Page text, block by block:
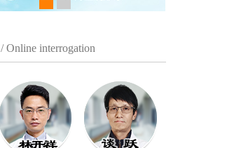
/ Online interrogation